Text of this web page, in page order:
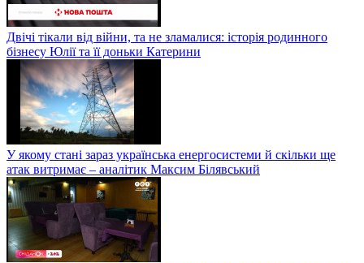
Двічі тікали від війни, та не зламалися: історія родинного
бізнесу Юлії та її доньки Катерини
У якому стані зараз українська енергосистеми й скільки ще
атак витримає – аналітик Максим Білявський